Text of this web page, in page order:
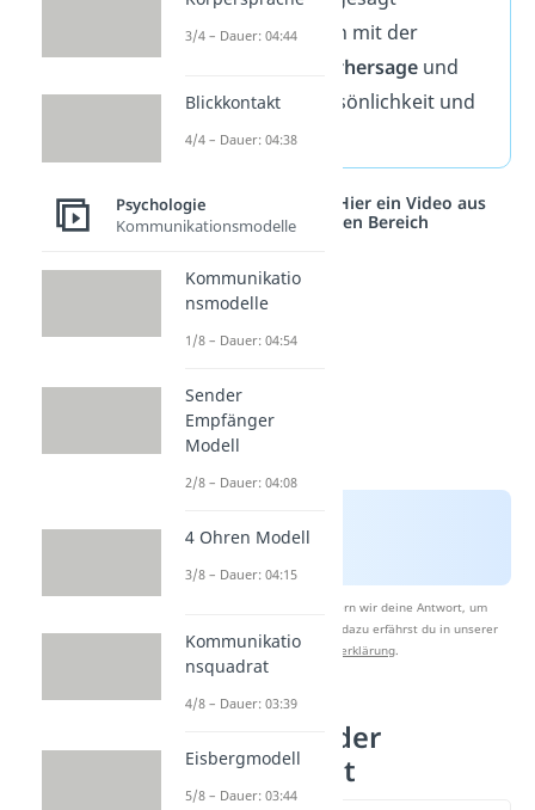
beschäftigt sie sich mit der
Vorhersageund
Erklärungder Persönlichkeit und
ihrer Entwicklung.
Studyflix vernetzt: Hier ein Video aus
einem anderen Bereich
Nach Beantwortung speichern wir deine Antwort, um
Studyflix zu verbessern. Mehr dazu erfährst du in unserer
Datenschutzerklärung.
Entwicklung der
Persönlichkeit
3/4 – Dauer: 04:44
Blickkontakt
4/4 – Dauer: 04:38
Psychologie
Kommunikationsmodelle
Kommunikatio
nsmodelle
1/8 – Dauer: 04:54
Sender
Empfänger
Modell
2/8 – Dauer: 04:08
4 Ohren Modell
3/8 – Dauer: 04:15
Kommunikatio
nsquadrat
4/8 – Dauer: 03:39
Eisbergmodell
5/8 – Dauer: 03:44